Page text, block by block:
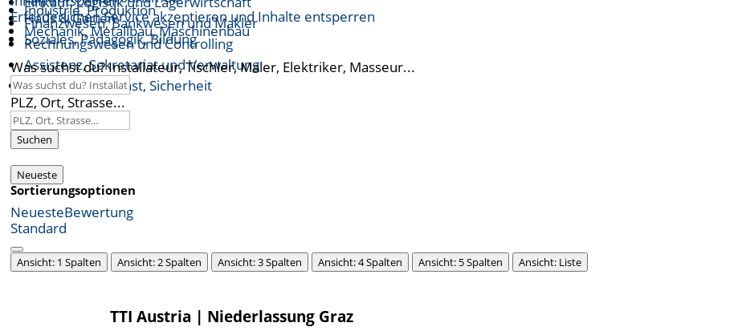
Haus & Garten
Soziales, Pädagogik, Bildung
Industrie, Produktion
Mechanik, Metallbau, Maschinenbau
Finanzwesen, Bankwesen und Makler
Rechnungswesen und Controlling
Assistenz, Sekretariat und Verwaltung
Öffentlicher Dienst, Sicherheit
Erforderlichen Service akzeptieren und Inhalte entsperren
Was suchst du? Installateur, Tischler, Maler, Elektriker, Masseur...
PLZ, Ort, Strasse...
Suchen
Neueste
Sortierungsoptionen
NeuesteBewertung
Standard
Ansicht: 1 Spalten Ansicht: 2 Spalten Ansicht: 3 Spalten Ansicht: 4 Spalten Ansicht: 5 Spalten Ansicht: Liste
TTI Austria | Niederlassung Graz